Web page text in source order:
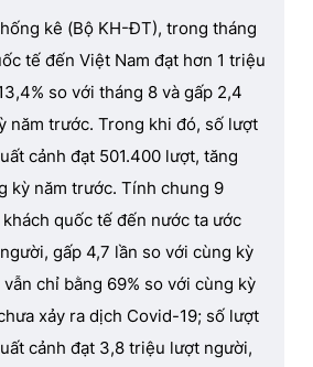
kê (Bộ KH-ĐT), trong tháng
tế đến Việt Nam đạt hơn 1 triệu
so với tháng 8 và gấp 2,4
năm trước. Trong khi đó, số lượt
cảnh đạt 501.400 lượt, tăng
kỳ năm trước. Tính chung 9
quốc tế đến nước ta ước
gấp 4,7 lần so với cùng kỳ
chỉ bằng 69% so với cùng kỳ
xảy ra dịch Covid-19; số lượt
cảnh đạt 3,8 triệu lượt người,